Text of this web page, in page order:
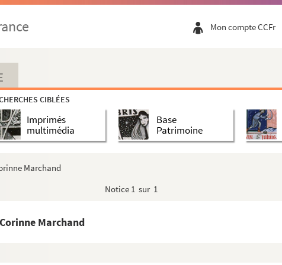
Mon compte CCFr
CIBLÉES
Imprimés
multimédia
Base
Patrimoine
Marchand
Notice 1 sur 1
Marchand
Liquière